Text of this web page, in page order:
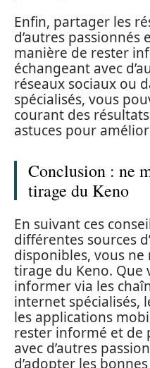
Enfin, partager les
d’autres passionnés
manière de rester
échangeant avec
réseaux sociaux ou
spécialisés, vous
courant des
astuces pour
Conclusion : ne
tirage du Keno
En suivant ces
différentes sources
disponibles, vous
tirage du Keno. Que
informer via les
internet spécialisés,
les applications
rester informé et de
avec d’autres
d’adopter les